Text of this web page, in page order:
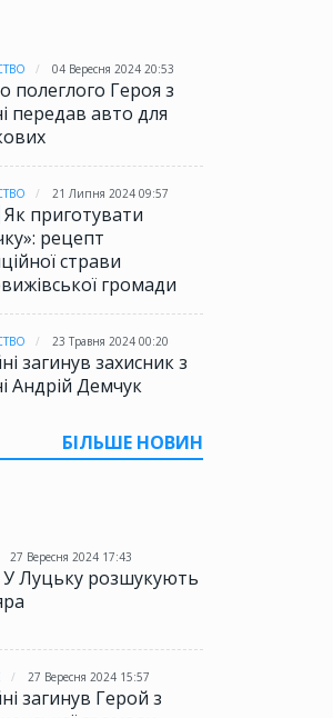
04 Вересня 2024 20:53
полеглого Героя з
передав авто для
21 Липня 2024 09:57
Як приготувати
рецепт
страви
громади
23 Травня 2024 00:20
загинув захисник з
Андрій Демчук
БІЛЬШЕ НОВИН
27 Вересня 2024 17:43
У Луцьку розшукують
27 Вересня 2024 15:57
загинув Герой з